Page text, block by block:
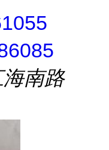
南路